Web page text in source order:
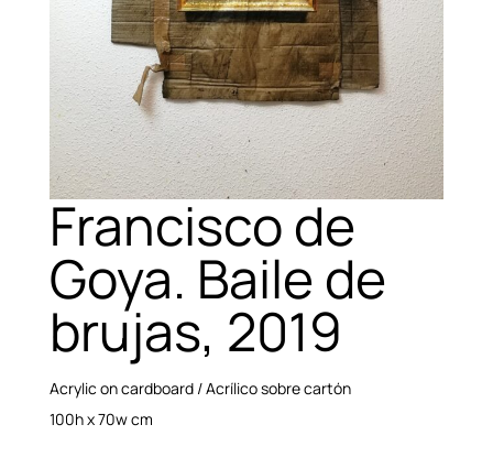
Francisco de
Goya. Baile de
brujas, 2019
Acrylic on cardboard / Acrílico sobre cartón
100h x 70w cm